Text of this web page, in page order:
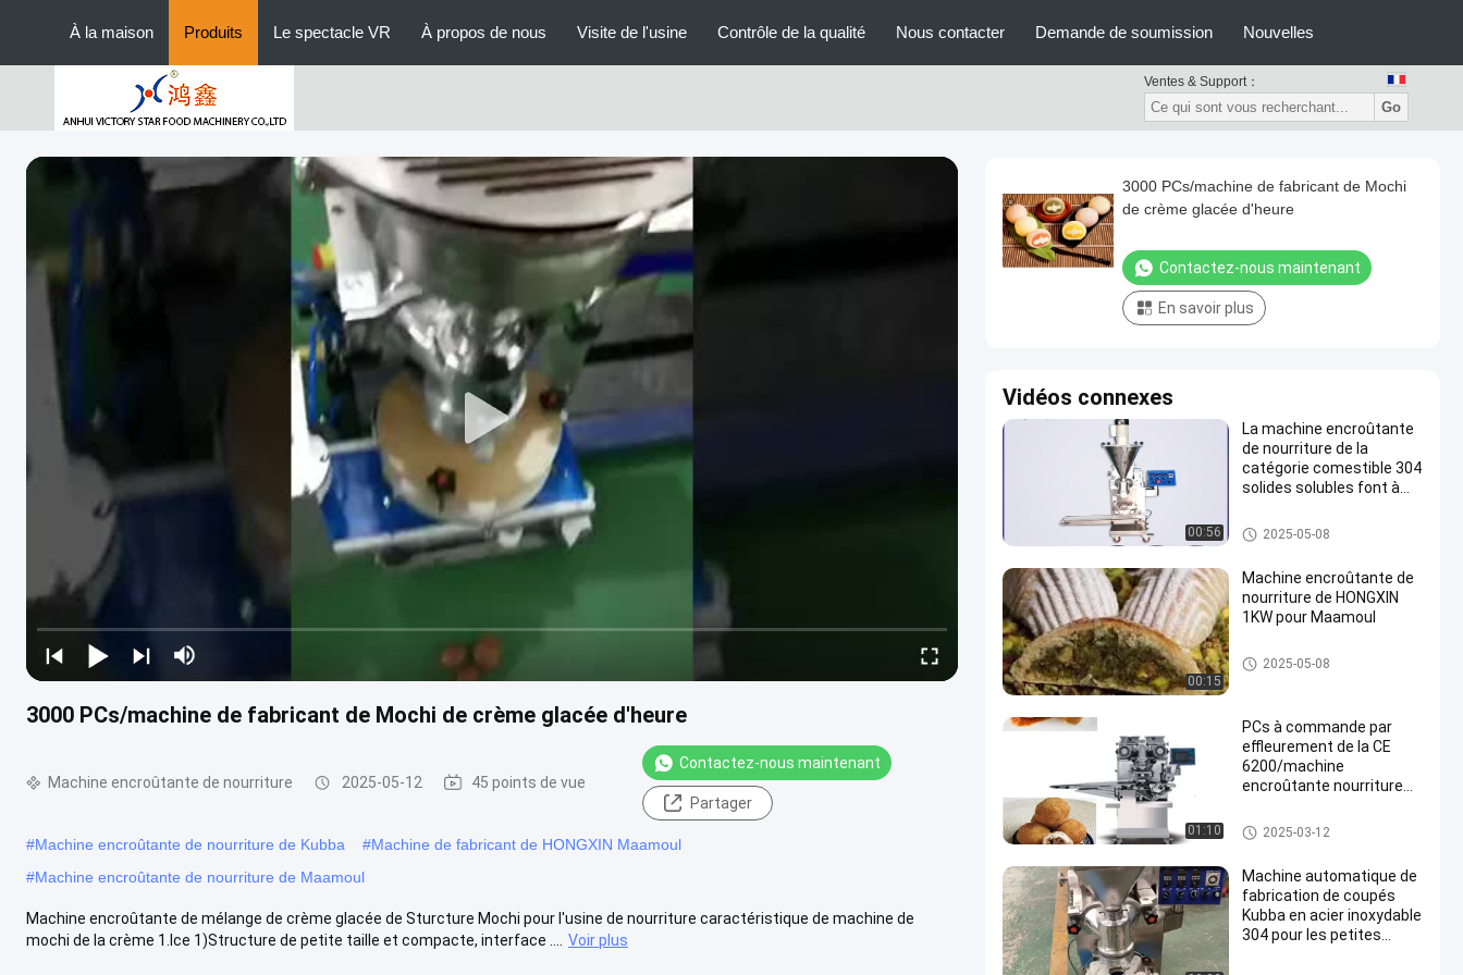
À la maison Produits Le spectacle VR À propos de nous Visite de l'usine Contrôle de la qualité Nous contacter Demande de soumission Nouvelles
Ventes & Support：
Go
3000 PCs/machine de fabricant de Mochi de crème glacée d'heure
Machine encroûtante de nourriture 2025-05-12 45 points de vue
Contactez-nous maintenant
Partager
#Machine encroûtante de nourriture de Kubba #Machine de fabricant de HONGXIN Maamoul
#Machine encroûtante de nourriture de Maamoul
Machine encroûtante de mélange de crème glacée de Sturcture Mochi pour l'usine de nourriture caractéristique de machine de
mochi de la crème 1.Ice 1)Structure de petite taille et compacte, interface ....
Voir plus
3000 PCs/machine de fabricant de Mochi
de crème glacée d'heure
Contactez-nous maintenant
En savoir plus
Vidéos connexes
00:56
La machine encroûtante
de nourriture de la
catégorie comestible 304
solides solubles font à
japonais
Machine encroûtante de nourri
ture
2025-05-08
00:15
Machine encroûtante de
nourriture de HONGXIN
1KW pour Maamoul
Machine encroûtante de nourri
ture
2025-05-08
01:10
PCs à commande par
effleurement de la CE
6200/machine
encroûtante nourriture
Machine encroûtante de nourri
ture
2025-03-12
Machine automatique de
fabrication de coupés
Kubba en acier inoxydable
304 pour les petites